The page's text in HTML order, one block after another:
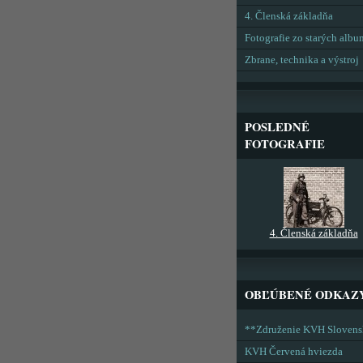
4. Členská základňa
Fotografie zo starých
Zbrane, technika a výstroj
POSLEDNÉ
FOTOGRAFIE
4. Členská základňa
OBĽÚBENÉ
**Združenie KVH
KVH Červená hviezda